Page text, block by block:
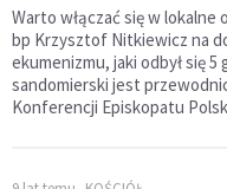
Warto włączać się w lokalne
bp Krzysztof Nitkiewicz na
ekumenizmu, jaki odbył się
sandomierski jest
Konferencji Episkopatu